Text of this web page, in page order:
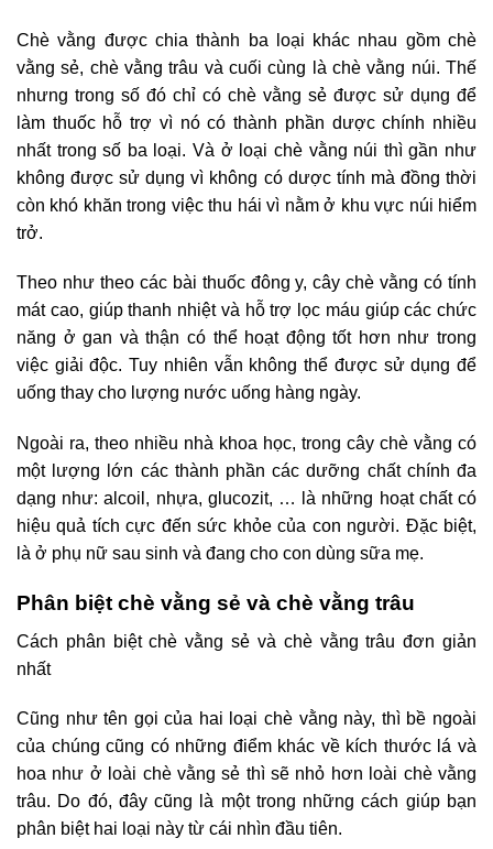
Chè vằng được chia thành ba loại khác nhau gồm chè
vằng sẻ, chè vằng trâu và cuối cùng là chè vằng núi. Thế
nhưng trong số đó chỉ có chè vằng sẻ được sử dụng để
làm thuốc hỗ trợ vì nó có thành phần dược chính nhiều
nhất trong số ba loại. Và ở loại chè vằng núi thì gần như
không được sử dụng vì không có dược tính mà đồng thời
còn khó khăn trong việc thu hái vì nằm ở khu vực núi hiểm
trở.
Theo như theo các bài thuốc đông y, cây chè vằng có tính
mát cao, giúp thanh nhiệt và hỗ trợ lọc máu giúp các chức
năng ở gan và thận có thể hoạt động tốt hơn như trong
việc giải độc. Tuy nhiên vẫn không thể được sử dụng để
uống thay cho lượng nước uống hàng ngày.
Ngoài ra, theo nhiều nhà khoa học, trong cây chè vằng có
một lượng lớn các thành phần các dưỡng chất chính đa
dạng như: alcoil, nhựa, glucozit, … là những hoạt chất có
hiệu quả tích cực đến sức khỏe của con người. Đặc biệt,
là ở phụ nữ sau sinh và đang cho con dùng sữa mẹ.
Phân biệt chè vằng sẻ và chè vằng trâu
Cách phân biệt chè vằng sẻ và chè vằng trâu đơn giản
nhất
Cũng như tên gọi của hai loại chè vằng này, thì bề ngoài
của chúng cũng có những điểm khác về kích thước lá và
hoa như ở loài chè vằng sẻ thì sẽ nhỏ hơn loài chè vằng
trâu. Do đó, đây cũng là một trong những cách giúp bạn
phân biệt hai loại này từ cái nhìn đầu tiên.